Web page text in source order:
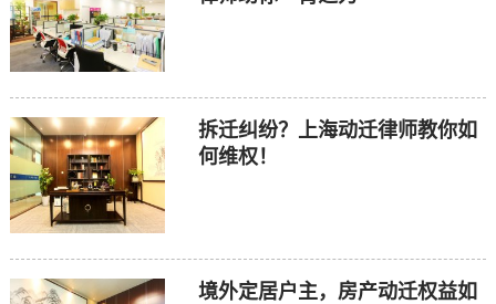
拆迁纠纷？上海动迁律师教你如
何维权！
境外定居户主，房产动迁权益如